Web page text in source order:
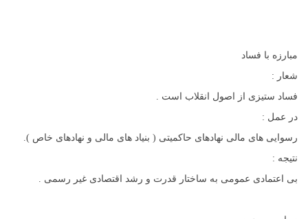
مبارزه با فساد
شعار :
فساد ستیزی از اصول انقلاب است .
در عمل :
رسوایی های مالی نهادهای حاکمیتی ( بنیاد های مالی و نهادهای خاص ).
نتیجه :
بی اعتمادی عمومی به ساختار قدرت و رشد اقتصادی غیر رسمی .